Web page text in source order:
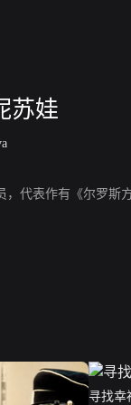
苏娃
，代表作有《尔罗
寻找幸